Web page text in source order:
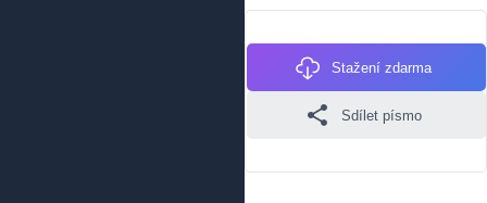
Stažení zdarma
Sdílet písmo